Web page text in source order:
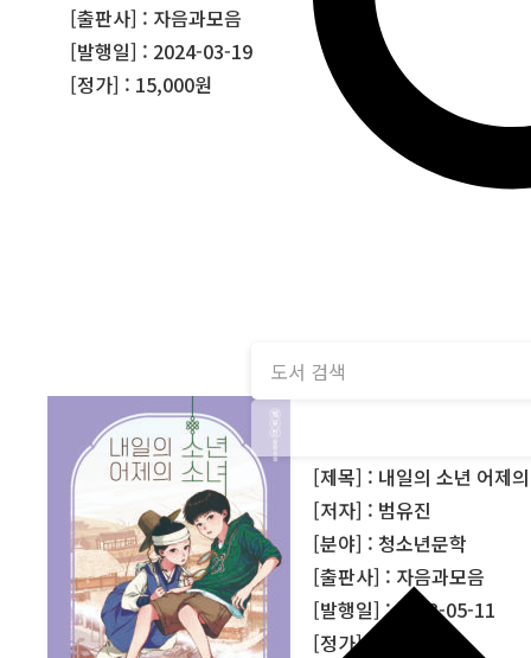
[출판사] : 자음과모음
[발행일] : 2024-03-19
[정가] : 15,000원
[제목] : 내일의 소년 어제
[저자] : 범유진
[분야] : 청소년문학
[출판사] : 자음과모음
[발행일] : 2023-05-11
[정가] : 13,000원